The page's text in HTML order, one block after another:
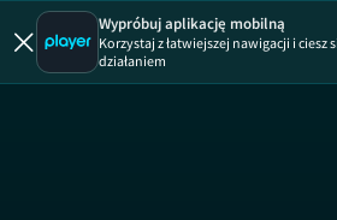
Wypróbuj aplikację mobilną
Korzystaj z łatwiejszej nawigacji i ciesz
działaniem